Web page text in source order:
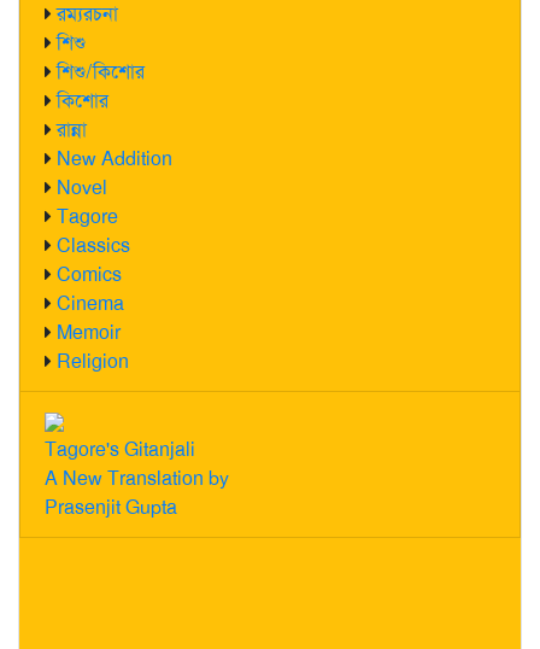
রম্যরচনা
শিশু
শিশু/কিশোর
কিশোর
রান্না
New Addition
Novel
Tagore
Classics
Comics
Cinema
Memoir
Religion
Tagore's Gitanjali
A New Translation by
Prasenjit Gupta